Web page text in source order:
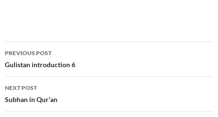
Post
navigation
PREVIOUS POST
Gulistan introduction 6
NEXT POST
Subhan in Qur’an